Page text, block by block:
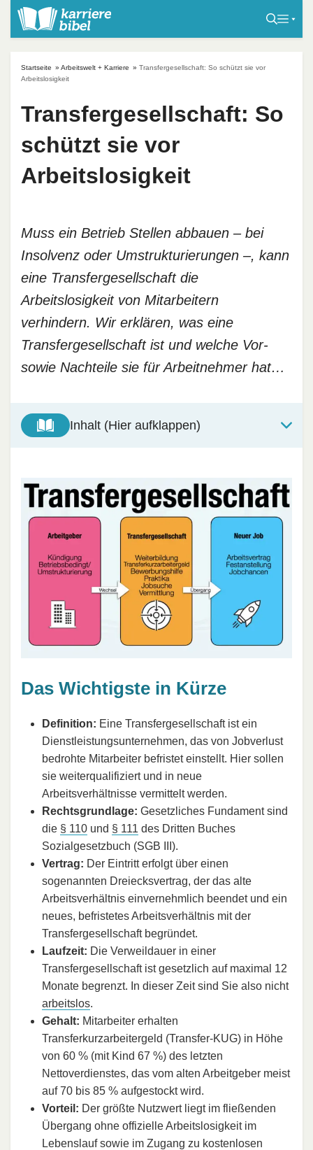
Startseite » Arbeitswelt + Karriere » Transfergesellschaft: So schützt sie vor
Arbeitslosigkeit
Transfergesellschaft: So
schützt sie vor
Arbeitslosigkeit
Muss ein Betrieb Stellen abbauen – bei
Insolvenz oder Umstrukturierungen –, kann
eine Transfergesellschaft die
Arbeitslosigkeit von Mitarbeitern
verhindern. Wir erklären, was eine
Transfergesellschaft ist und welche Vor-
sowie Nachteile sie für Arbeitnehmer hat…
Inhalt (Hier aufklappen)
Das Wichtigste in Kürze
Definition: Eine Transfergesellschaft ist ein
Dienstleistungsunternehmen, das von Jobverlust
bedrohte Mitarbeiter befristet einstellt. Hier sollen
sie weiterqualifiziert und in neue
Arbeitsverhältnisse vermittelt werden.
Rechtsgrundlage: Gesetzliches Fundament sind
die § 110 und § 111 des Dritten Buches
Sozialgesetzbuch (SGB III).
Vertrag: Der Eintritt erfolgt über einen
sogenannten Dreiecksvertrag, der das alte
Arbeitsverhältnis einvernehmlich beendet und ein
neues, befristetes Arbeitsverhältnis mit der
Transfergesellschaft begründet.
Laufzeit: Die Verweildauer in einer
Transfergesellschaft ist gesetzlich auf maximal 12
Monate begrenzt. In dieser Zeit sind Sie also nicht
arbeitslos.
Gehalt: Mitarbeiter erhalten
Transferkurzarbeitergeld (Transfer-KUG) in Höhe
von 60 % (mit Kind 67 %) des letzten
Nettoverdienstes, das vom alten Arbeitgeber meist
auf 70 bis 85 % aufgestockt wird.
Vorteil: Der größte Nutzwert liegt im fließenden
Übergang ohne offizielle Arbeitslosigkeit im
Lebenslauf sowie im Zugang zu kostenlosen